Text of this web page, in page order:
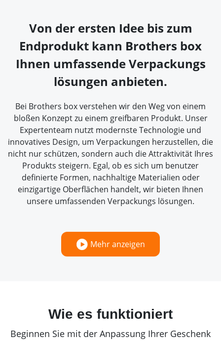
Von der ersten Idee bis zum
Endprodukt kann Brothers box
Ihnen umfassende Verpackungs
lösungen anbieten.
Bei Brothers box verstehen wir den Weg von einem
bloßen Konzept zu einem greifbaren Produkt. Unser
Expertenteam nutzt modernste Technologie und
innovatives Design, um Verpackungen herzustellen, die
nicht nur schützen, sondern auch die Attraktivität Ihres
Produkts steigern. Egal, ob es sich um benutzer
definierte Formen, nachhaltige Materialien oder
einzigartige Oberflächen handelt, wir bieten Ihnen
unsere umfassenden Verpackungs lösungen.
Mehr anzeigen
Wie es funktioniert
Beginnen Sie mit der Anpassung Ihrer Geschenk